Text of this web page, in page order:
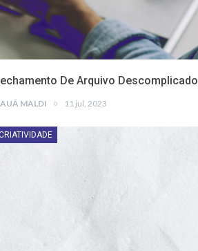
De Arquivo Descomplicado
MALDI 11 jul, 2023